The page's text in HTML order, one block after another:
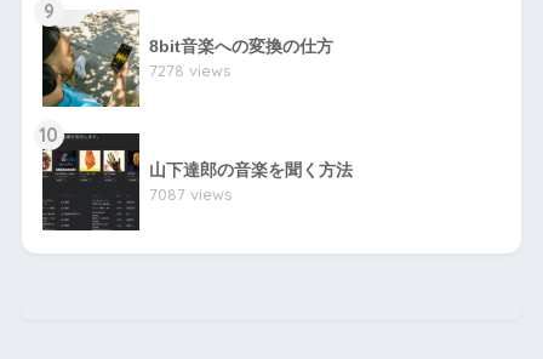
9
8bit音楽への変換の仕方
7278 views
10
山下達郎の音楽を聞く方法
7087 views